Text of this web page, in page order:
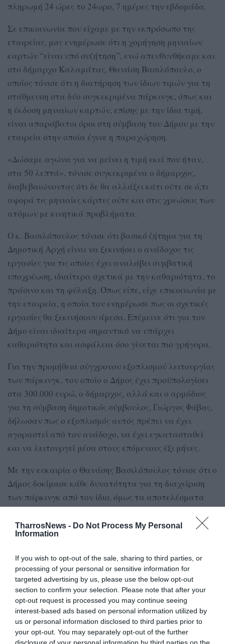
TharrosNews - Do Not Process My Personal
Information
If you wish to opt-out of the sale, sharing to third parties, or
processing of your personal or sensitive information for
targeted advertising by us, please use the below opt-out
section to confirm your selection. Please note that after your
opt-out request is processed you may continue seeing
interest-based ads based on personal information utilized by
us or personal information disclosed to third parties prior to
your opt-out. You may separately opt-out of the further
disclosure of your personal information by third parties on the
πληρωμή 24 ώρες το 24ωρο, 7 ημέρες την εβδομάδα.
Σε επικοινωνία που είχαμε με την εκπρόσωπο της
εταιρείας, μας ενημέρωσε ότι η χορήγηση μηνιαίων
καρτών “είναι υπό συζήτηση”, ενώ απευθυνθήκαμε και
στο δήμαρχο Καλαμάτας, Θανάση Βασιλόπουλο, ο
οποίος τόνισε ότι η διατήρηση των ίδιων τιμών για τη
στάθμευση στα δύο συγκεκριμένα πάρκινγκ, όπως και
η έκδοση μηνιαίων καρτών, επίσης με την ίδια τιμή,
είναι απαράβατοι όροι στη σύμβαση του Δήμου με την
εταιρεία στην οποία έγινε η παραχώρηση.
«Δώσαμε αγώνα για να μείνει η τιμή εκεί που ήταν,
στα 50 λεπτά», τόνισε συγκεκριμένα ο δήμαρχος,
διαβεβαιώνοντας ότι δε θα αλλάξει κάτι ούτε σε ό,τι
αφορά τις μηνιαίες κάρτες ούτε και στις χρεώσεις των
ατόμων με κινητικά προβλήματα.
Ο κ. Βασιλόπουλος τόνισε ότι βασικό ζήτημα για τη
Δημοτική Αρχή είναι να ξεκινήσει ο ανάδοχος τις
εργασίες για τις οποίες έχει αναλάβει συμβατική
υποχρέωση, ιδιαίτερα σχετικά με την καθαριότητα, το
πράσινο και τη φύλαξη. Όπως είπε, είχε επικοινωνία με
την εταιρεία, η οποία τον ενημέρωσε πως οι σχετικές
εργασίες θα ξεκινήσουν άμεσα. Επέμεινε ότι για τον
Δήμο είναι ιδιαίτερα σημαντικό να υπάρχει
καθαριότητα και ασφάλεια όσο γίνεται πιο γρήγορα.
Για την προμήθεια σύγχρονου εξοπλισμού λειτουργίας
των πάρκινγκ, τον οποίο ο Δήμος έχει προϋπολογίσει
στα 300.000 ευρώ, ο δήμαρχος, αλλά και ο αρμόδιος
για τη σύμβαση δημοτικός σύμβουλος, Γιώργος Φάβας,
δήλωσαν πως ο εξοπλισμός αυτός πρέπει να έχει
αγοραστεί από τον ανάδοχο, να έχει εγκατασταθεί
και να λειτουργεί μέσα στους επόμενους έξι μήνες.
Με την ευκαιρία ο Θανάσης Βασιλόπουλος τόνισε ότι ο
Δήμος δοκίμασε κάθε δυνατότητα για τη διαχείριση
των πάρκινγκ από τον ίδιο, όμως τα αποτελέσματα
δεν ήταν τα επιθυμητά. Για το λόγο αυτό, συνέχισε,
παραχωρήθηκαν τα δύο πάρκινγκ στην ανάδοχο
εταιρεία, η οποία, επανέλαβε ο δήμαρχος, εκτός από
εξοπλισμό, θα καταβάλει στον Δήμο ποσό τουλάχιστον
285.000 ευρώ το χρόνο.
Στ.Μ.
TAGS: ΘΑΝΑΣΗΣ ΒΑΣΙΛΟΠΟΥΛΟΣ
ΠΑΡΚΙΝΓΚ ΝΕΔΟΝΤΑ